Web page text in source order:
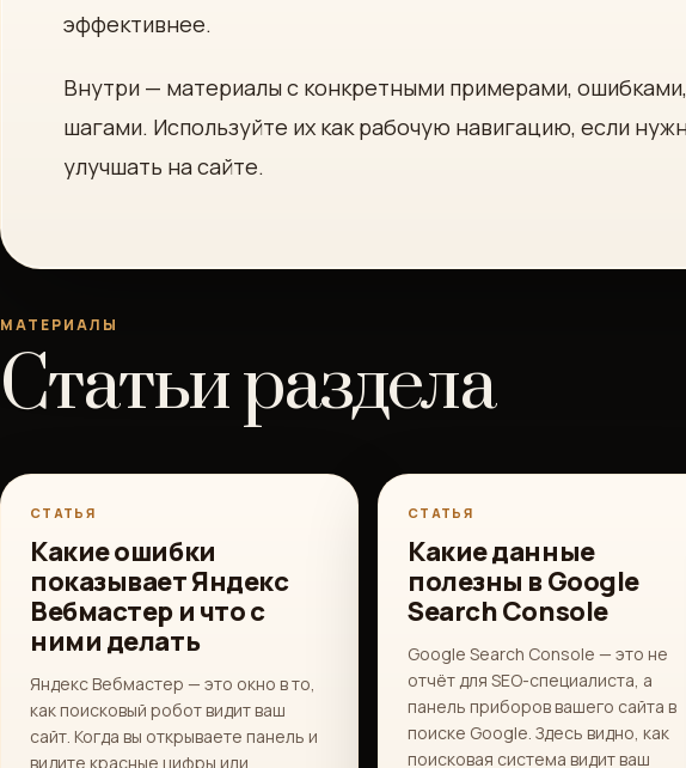
эффективнее.
Внутри — материалы с конкретными примерами,
шагами. Используйте их как рабочую навигацию, если
улучшать на сайте.
МАТЕРИАЛЫ
Статьи раздела
СТАТЬЯ
Какие ошибки
показывает Яндекс
Вебмастер и что с
ними делать
Яндекс Вебмастер — это окно в то,
как поисковый робот видит ваш
сайт. Когда вы открываете панель и
видите красные цифры или
СТАТЬЯ
Какие данные
полезны в Google
Search Console
Google Search Console — это не
отчёт для SEO-специалиста, а
панель приборов вашего сайта в
поиске Google. Здесь видно, как
поисковая система видит ваш